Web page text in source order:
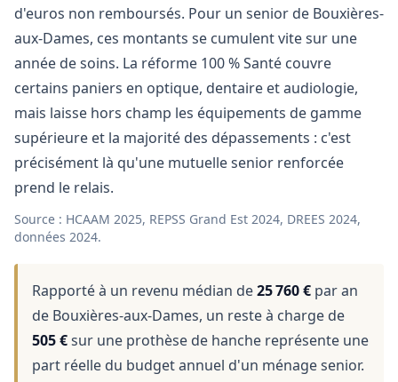
d'euros non remboursés. Pour un senior de Bouxières-
aux-Dames, ces montants se cumulent vite sur une
année de soins. La réforme 100 % Santé couvre
certains paniers en optique, dentaire et audiologie,
mais laisse hors champ les équipements de gamme
supérieure et la majorité des dépassements : c'est
précisément là qu'une mutuelle senior renforcée
prend le relais.
Source : HCAAM 2025, REPSS Grand Est 2024, DREES 2024,
données 2024.
Rapporté à un revenu médian de25 760 € par an
de Bouxières-aux-Dames, un reste à charge de
505 €sur une prothèse de hanche représente une
part réelle du budget annuel d'un ménage senior.